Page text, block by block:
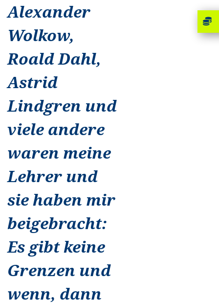
Alexander
Wolkow,
Roald Dahl,
Astrid
Lindgren und
viele andere
waren meine
Lehrer und
sie haben mir
beigebracht:
Es gibt keine
Grenzen und
wenn, dann